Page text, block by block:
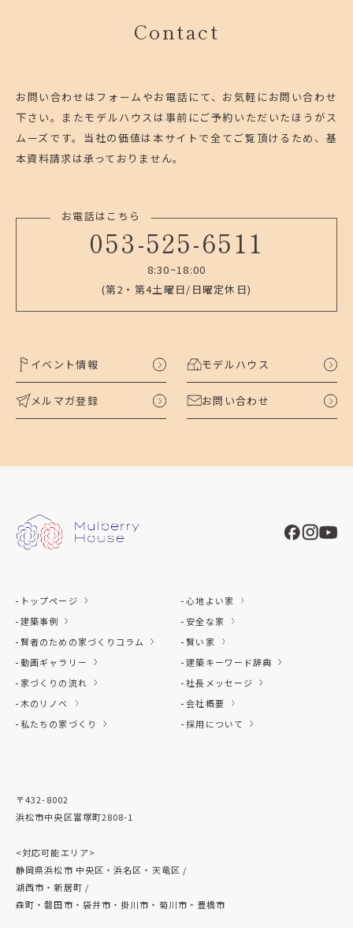
Contact
お問い合わせはフォームやお電話にて、お気軽にお問い合わせ
下さい。 またモデルハウスは事前にご予約いただいたほうがス
ムーズです。 当社の価値は本サイトで全てご覧頂けるため、基
本資料請求は承っておりません。
お電話はこちら
053-525-6511
8:30~18:00
(第2・第4土曜日/日曜定休日)
イベント情報 モデルハウス
メルマガ登録 お問い合わせ
トップページ
建築事例
賢者のための家づくりコラム
動画ギャラリー
家づくりの流れ
木のリノベ
私たちの家づくり
心地よい家
安全な家
賢い家
建築キーワード辞典
社長メッセージ
会社概要
採用について
〒432-8002
浜松市中央区富塚町2808-1
<対応可能エリア>
静岡県浜松市 中央区・浜名区・天竜区 /
湖西市・新居町 /
森町・磐田市・袋井市・掛川市・菊川市・豊橋市